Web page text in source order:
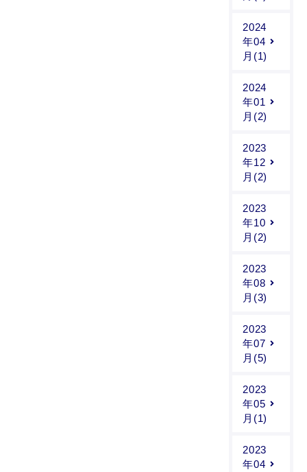
2024
年04
月(1)
2024
年01
月(2)
2023
年12
月(2)
2023
年10
月(2)
2023
年08
月(3)
2023
年07
月(5)
2023
年05
月(1)
2023
年04